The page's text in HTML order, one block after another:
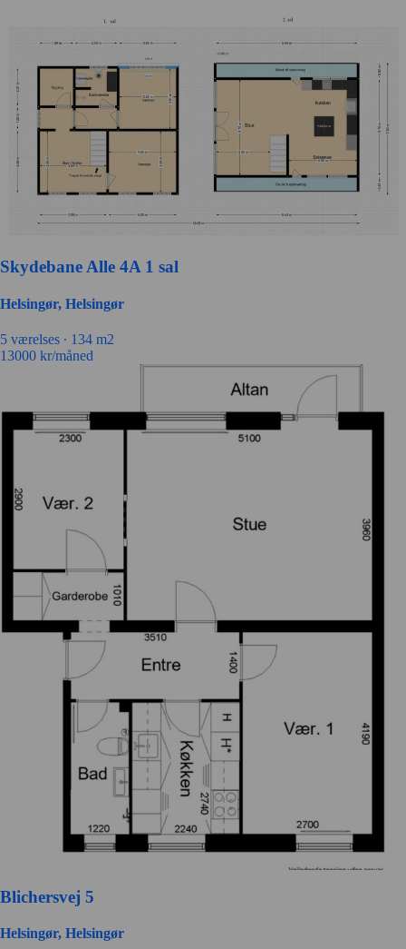
Skydebane Alle 4A 1 sal
Helsingør, Helsingør
5 værelses ∙ 134 m2
13000 kr/måned
Blichersvej 5
Helsingør, Helsingør